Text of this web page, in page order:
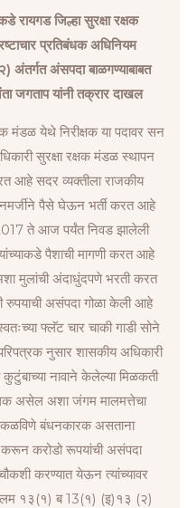
t
e
r
e
t
e
रायगड जिल्हा सुरक्षा रक्षक
प्रतिबंधक अधिनियम
अंसपदा बाळगण्याबाबत
जगताप यांनी तक्रार दाखल
मंडळ येथे निरीक्षक या पदावर सन
सुरक्षा रक्षक मंडळ स्थापन
आहे सदर व्यक्तीला राजकीय
पैसे घेऊन भर्ती करत आहे
ते आज पर्यंत निवड झालेली
पैशाची मागणी करत आहे
मुलांची अंदाधुंदपणे भरती करत
रुपयाची असंपदा गोळा केली आहे
फ्लॅट चार चाकी गाडी सोने
नुसार शासकीय अधिकारी
कुटुंबाच्या नावाने केलेल्या मिळकती
असेल अशा जंगम मालमत्तेचा
कळविणे बंधनकारक असताना
करोडो रूपयांची असंपदा
करण्यात येऊन त्यांच्यावर
१३(१) ब 13(१) (इ)१३ (२)